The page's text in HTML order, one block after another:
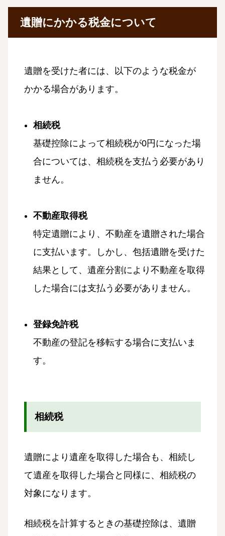
遺贈にかかる税金について
遺贈を受けた者には、以下のような税金が
かかる場合があります。
相続税
基礎控除によって相続税が0円になった場
合については、相続税を支払う必要があり
ません。
不動産取得税
特定遺贈により、不動産を遺贈された場合
に支払います。しかし、包括遺贈を受けた
結果として、遺産分割により不動産を取得
した場合には支払う必要がありません。
登録免許税
不動産の登記を移転する場合に支払いま
す。
相続税
遺贈により遺産を取得した場合も、相続し
て遺産を取得した場合と同様に、相続税の
対象になります。
相続税を計算するときの基礎控除は、遺贈